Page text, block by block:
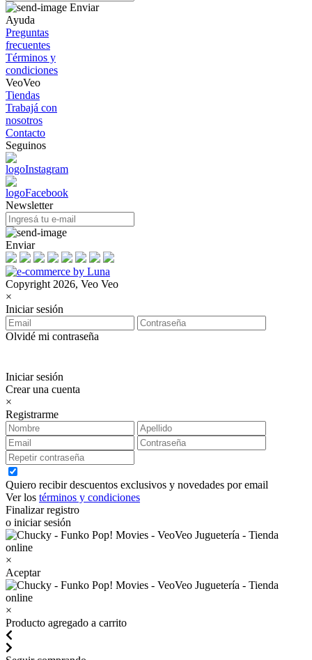
Enviar
Ayuda
Preguntas
frecuentes
Términos y
condiciones
VeoVeo
Tiendas
Trabajá con
nosotros
Contacto
Seguinos
Newsletter
Enviar
Copyright 2026, Veo Veo
×
Iniciar sesión
Olvidé mi contraseña
Iniciar sesión
Crear una cuenta
×
Registrarme
Quiero recibir descuentos exclusivos y novedades por email
Ver los términos y condiciones
Finalizar registro
o iniciar sesión
×
Aceptar
×
Producto agregado a carrito